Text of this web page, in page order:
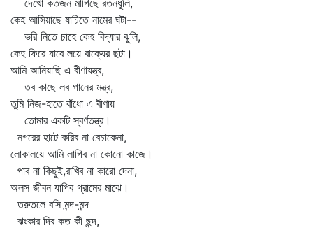
দেখো কতজন মাগিছে রতনধূলি,
কেহ আসিয়াছে যাচিতে নামের ঘটা--
ভরি নিতে চাহে কেহ বিদ্যার ঝুলি,
কেহ ফিরে যাবে লয়ে বাক্যের ছটা।
আমি আনিয়াছি এ বীণাযন্ত্র,
তব কাছে লব গানের মন্ত্র,
তুমি নিজ-হাতে বাঁধো এ বীণায়
তোমার একটি স্বর্ণতন্ত্র।
নগরের হাটে করিব না বেচাকেনা,
লোকালয়ে আমি লাগিব না কোনো কাজে।
পাব না কিছুই,রাখিব না কারো দেনা,
অলস জীবন যাপিব গ্রামের মাঝে।
তরুতলে বসি মন্দ-মন্দ
ঝংকার দিব কত কী ছন্দ,